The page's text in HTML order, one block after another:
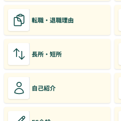
転職・退職理由
長所・短所
自己紹介